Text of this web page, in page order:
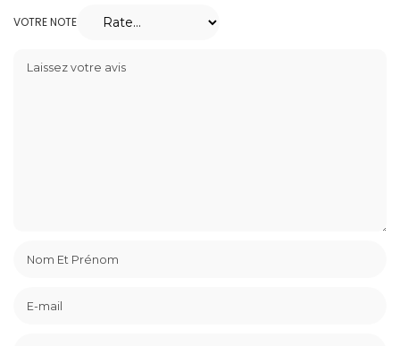
VOTRE NOTE